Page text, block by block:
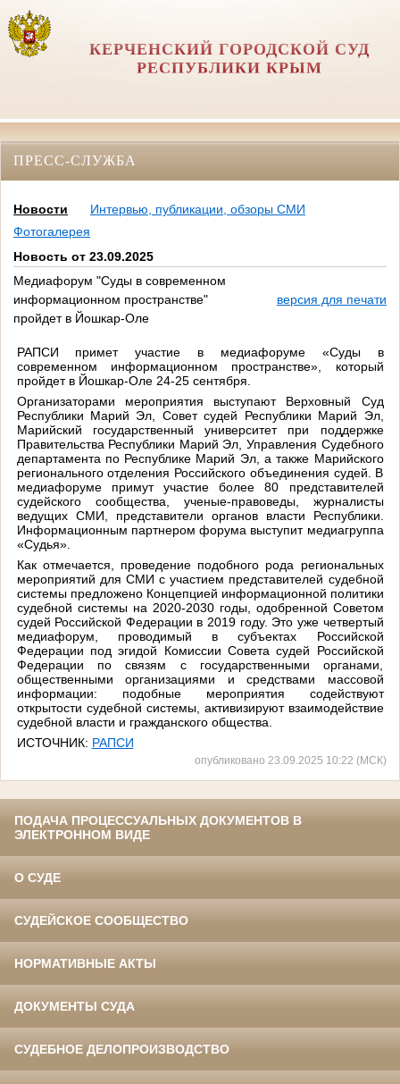
КЕРЧЕНСКИЙ ГОРОДСКОЙ СУД
РЕСПУБЛИКИ КРЫМ
ПРЕСС-СЛУЖБА
Новости
Интервью, публикации, обзоры СМИ
Фотогалерея
Новость от 23.09.2025
Медиафорум "Суды в современном
информационном пространстве"
пройдет в Йошкар-Оле
версия для печати
РАПСИ примет участие в медиафоруме «Суды в
современном информационном пространстве», который
пройдет в Йошкар-Оле 24-25 сентября.
Организаторами мероприятия выступают Верховный Суд
Республики Марий Эл, Совет судей Республики Марий Эл,
Марийский государственный университет при поддержке
Правительства Республики Марий Эл, Управления Судебного
департамента по Республике Марий Эл, а также Марийского
регионального отделения Российского объединения судей. В
медиафоруме примут участие более 80 представителей
судейского сообщества, ученые-правоведы, журналисты
ведущих СМИ, представители органов власти Республики.
Информационным партнером форума выступит медиагруппа
«Судья».
Как отмечается, проведение подобного рода региональных
мероприятий для СМИ с участием представителей судебной
системы предложено Концепцией информационной политики
судебной системы на 2020-2030 годы, одобренной Советом
судей Российской Федерации в 2019 году. Это уже четвертый
медиафорум, проводимый в субъектах Российской
Федерации под эгидой Комиссии Совета судей Российской
Федерации по связям с государственными органами,
общественными организациями и средствами массовой
информации: подобные мероприятия содействуют
открытости судебной системы, активизируют взаимодействие
судебной власти и гражданского общества.
ИСТОЧНИК: РАПСИ
опубликовано 23.09.2025 10:22 (МСК)
ПОДАЧА ПРОЦЕССУАЛЬНЫХ ДОКУМЕНТОВ В
ЭЛЕКТРОННОМ ВИДЕ
О СУДЕ
СУДЕЙСКОЕ СООБЩЕСТВО
НОРМАТИВНЫЕ АКТЫ
ДОКУМЕНТЫ СУДА
СУДЕБНОЕ ДЕЛОПРОИЗВОДСТВО